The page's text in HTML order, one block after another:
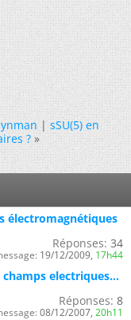
|sSU(5) en
? »
électromagnétiques
Réponses: 34
19/12/2009, 17h44
electriques...
Réponses: 8
08/12/2007, 20h11